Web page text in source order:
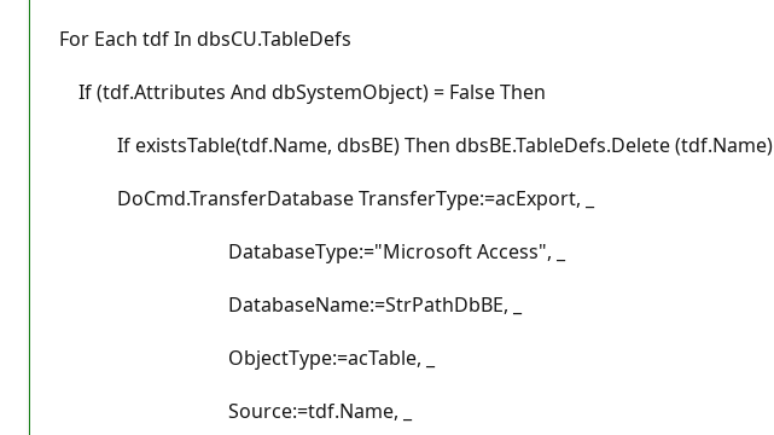
For Each tdf In dbsCU.TableDefs
If (tdf.Attributes And dbSystemObject) = False Then
If existsTable(tdf.Name, dbsBE) Then dbsBE.TableDefs.Delete (tdf.Name)
DoCmd.TransferDatabase TransferType:=acExport, _
DatabaseType:="Microsoft Access", _
DatabaseName:=StrPathDbBE, _
ObjectType:=acTable, _
Source:=tdf.Name, _